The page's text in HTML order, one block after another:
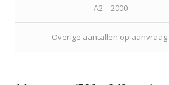
A2 – 2000
Overige aantallen op aanvraag.